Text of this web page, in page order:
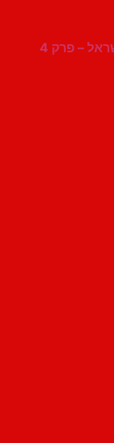
מלחמת אחים – ערב הרוסטים של ישראל – פרק 4